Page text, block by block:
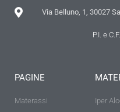
Via Belluno, 1, 30027
P.I. e
PAGINE
Materassi
Iper